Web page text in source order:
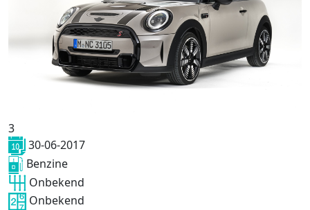
3
30-06-2017
Benzine
Onbekend
Onbekend